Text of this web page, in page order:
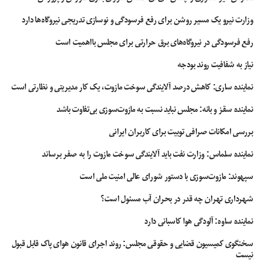
وزارت نیرو یک مسیر روشن برای رفع فرسودگی و نوسازی تدریجی نیروگاه‌ها دارد
رفع فرسودگی در نیروگاه‌های برق حرارتی برای مجلس بااهمیت است
نیاز به شفافیت روند بودجه
نماینده ساری: کاهش درصد آلایندگی سوخت مازوت، یک کار مدیریتی و نظارتی است
نماینده سقز و بانه: مجلس نباید نسبت به مازوت‌سوزی بی‌تفاوت باشد
بررسی امکانات صرافی توبیت برای کاربران ایرانی
نماینده سلماس: وزارت نفت باید آلایندگی سوخت مازوت را به صفر برساند
سپهوند:‌ مازوت‌سوزی با دستور شورای عالی امنیت ملی است
شهرداری تهران چه قدر در بحران آب مسئول است؟
نماینده ساوه: آلودگی هوا کاسبانی دارد
سخنگوی کمیسیون قضایی و حقوقی مجلس: روند اجرای قانون هوای پاک قابل قبول
نیست